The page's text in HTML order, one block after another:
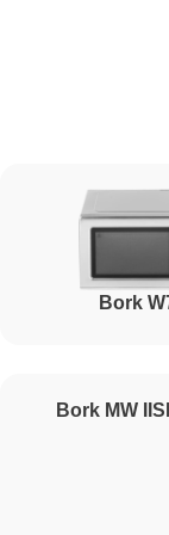
Ремонт
Ремонт
Ремонт
Bork
Bork MW